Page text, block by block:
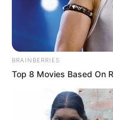
BRAINBERRIES
Top 8 Movies Based On